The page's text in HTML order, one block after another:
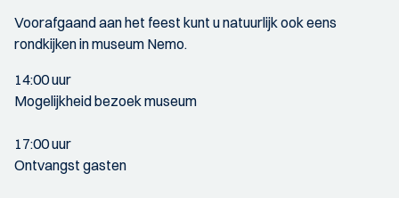
Voorafgaand aan het feest kunt u natuurlijk ook eens
rondkijken in museum Nemo.
14:00 uur
Mogelijkheid bezoek museum
17:00 uur
Ontvangst gasten